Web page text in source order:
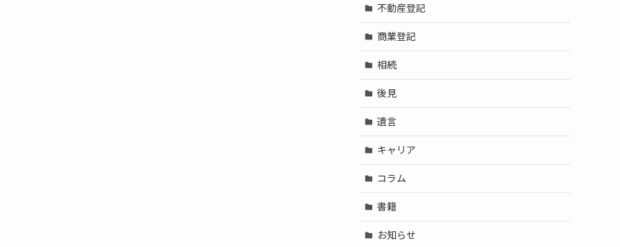
不動産登記
商業登記
相続
後見
遺言
キャリア
コラム
書籍
お知らせ